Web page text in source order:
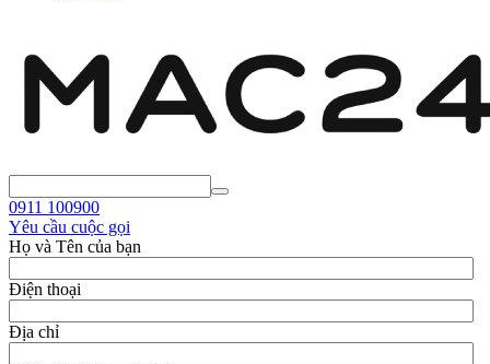
0911 100900
Yêu cầu cuộc gọi
Họ và Tên của bạn
Điện thoại
Địa chỉ